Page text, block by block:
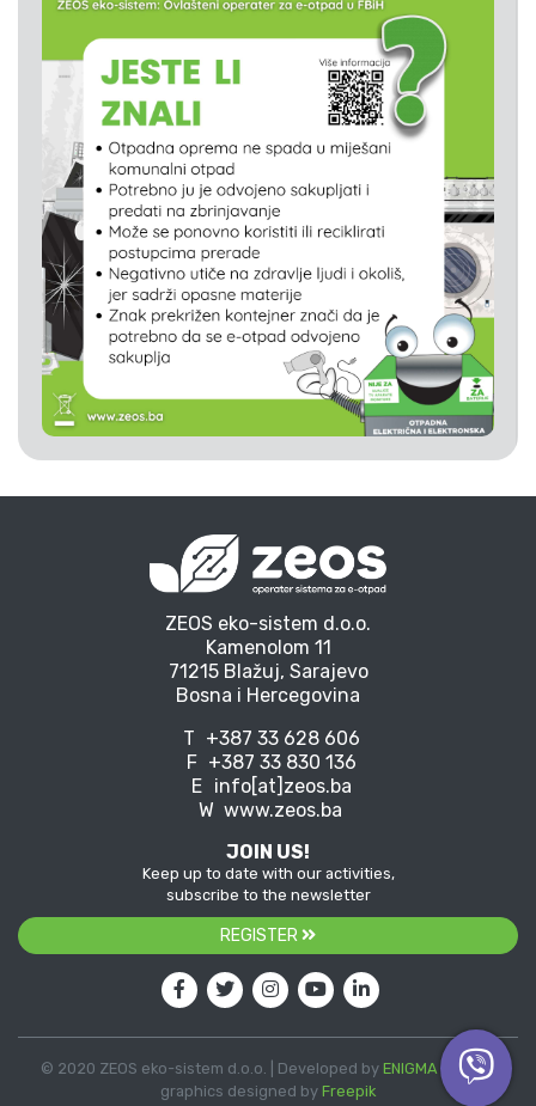
ZEOS eko-sistem d.o.o.
Kamenolom 11
71215 Blažuj, Sarajevo
Bosna i Hercegovina
T +387 33 628 606
F +387 33 830 136
E info[at]zeos.ba
W www.zeos.ba
JOIN US!
Keep up to date with our activities,
subscribe to the newsletter
REGISTER
© 2020 ZEOS eko-sistem d.o.o. | Developed by ENIGMA | Vector
graphics designed by Freepik